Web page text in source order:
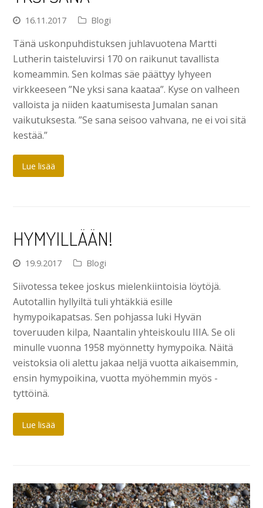
16.11.2017 Blogi
Tänä uskonpuhdistuksen juhlavuotena Martti
Lutherin taisteluvirsi 170 on raikunut tavallista
komeammin. Sen kolmas säe päättyy lyhyeen
virkkeeseen ”Ne yksi sana kaataa”. Kyse on valheen
valloista ja niiden kaatumisesta Jumalan sanan
vaikutuksesta. ”Se sana seisoo vahvana, ne ei voi sitä
kestää.”
Lue lisää
HYMYILLÄÄN!
19.9.2017 Blogi
Siivotessa tekee joskus mielenkiintoisia löytöjä.
Autotallin hyllyiltä tuli yhtäkkiä esille
hymypoikapatsas. Sen pohjassa luki Hyvän
toveruuden kilpa, Naantalin yhteiskoulu IIIA. Se oli
minulle vuonna 1958 myönnetty hymypoika. Näitä
veistoksia oli alettu jakaa neljä vuotta aikaisemmin,
ensin hymypoikina, vuotta myöhemmin myös -
tyttöinä.
Lue lisää